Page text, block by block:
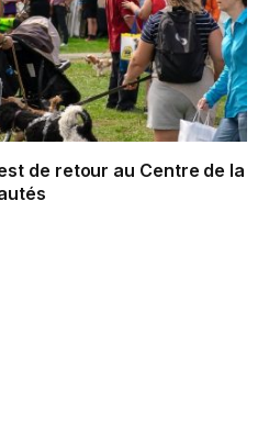
de retour au Centre de la